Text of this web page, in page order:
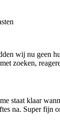
wij nu geen
zoeken,
staat klaar
na. Super fijn